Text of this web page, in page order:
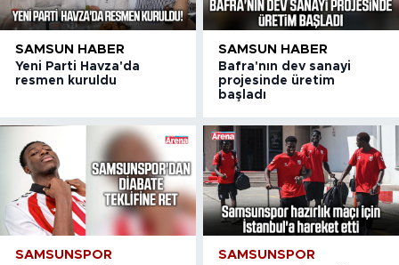
SAMSUN HABER
Yeni Parti Havza'da
resmen kuruldu
SAMSUN HABER
Bafra'nın dev sanayi
projesinde üretim
başladı
SAMSUNSPOR SAMSUNSPOR